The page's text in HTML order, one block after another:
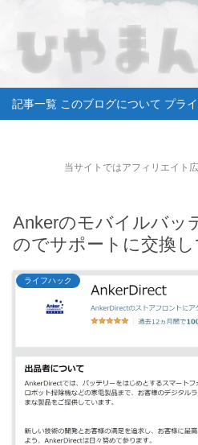
記事一覧 このブログについて プラ
当サイトではアフィリエイト
Ankerのモバイルバッ
のでサポートに交換
ライフハック